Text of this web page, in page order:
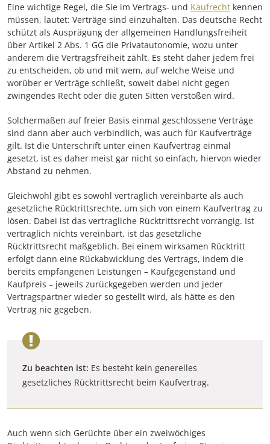
Eine wichtige Regel, die Sie im Vertrags- und Kaufrecht kennen
müssen, lautet: Verträge sind einzuhalten. Das deutsche Recht
schützt als Ausprägung der allgemeinen Handlungsfreiheit
über Artikel 2 Abs. 1 GG die Privatautonomie, wozu unter
anderem die Vertragsfreiheit zählt. Es steht daher jedem frei
zu entscheiden, ob und mit wem, auf welche Weise und
worüber er Verträge schließt, soweit dabei nicht gegen
zwingendes Recht oder die guten Sitten verstoßen wird.
Solchermaßen auf freier Basis einmal geschlossene Verträge
sind dann aber auch verbindlich, was auch für Kaufverträge
gilt. Ist die Unterschrift unter einen Kaufvertrag einmal
gesetzt, ist es daher meist gar nicht so einfach, hiervon wieder
Abstand zu nehmen.
Gleichwohl gibt es sowohl vertraglich vereinbarte als auch
gesetzliche Rücktrittsrechte, um sich von einem Kaufvertrag zu
lösen. Dabei ist das vertragliche Rücktrittsrecht vorrangig. Ist
vertraglich nichts vereinbart, ist das gesetzliche
Rücktrittsrecht maßgeblich. Bei einem wirksamen Rücktritt
erfolgt dann eine Rückabwicklung des Vertrags, indem die
bereits empfangenen Leistungen – Kaufgegenstand und
Kaufpreis – jeweils zurückgegeben werden und jeder
Vertragspartner wieder so gestellt wird, als hätte es den
Vertrag nie gegeben.
Zu beachten ist: Es besteht kein generelles
gesetzliches Rücktrittsrecht beim Kaufvertrag.
Auch wenn sich Gerüchte über ein zweiwöchiges